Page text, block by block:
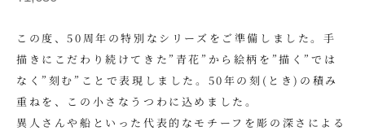
この度、50周年の特別なシリーズをご準備しました。手
描きにこだわり続けてきた”青花”から絵柄を”描く”では
なく”刻む”ことで表現しました。50年の刻(とき)の積み
重ねを、この小さなうつわに込めました。
異人さんや船といった代表的なモチーフを彫の深さによる